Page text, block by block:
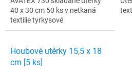
40 x 30 cm 50 ks v netkaná
textilie tyrkysové
Houbové utěrky 15,5 x 18
cm [5 ks]